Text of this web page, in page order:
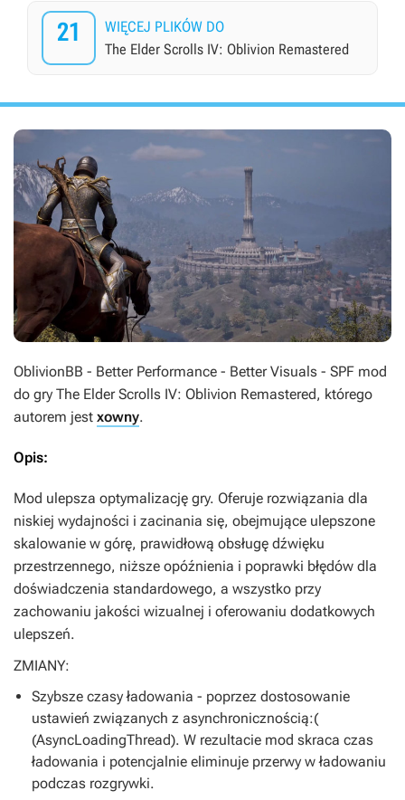
21
WIĘCEJ PLIKÓW DO
The Elder Scrolls IV: Oblivion Remastered
OblivionBB - Better Performance - Better Visuals - SPF mod
do gry The Elder Scrolls IV: Oblivion Remastered, którego
autorem jest xowny.
Opis:
Mod ulepsza optymalizację gry. Oferuje rozwiązania dla
niskiej wydajności i zacinania się, obejmujące ulepszone
skalowanie w górę, prawidłową obsługę dźwięku
przestrzennego, niższe opóźnienia i poprawki błędów dla
doświadczenia standardowego, a wszystko przy
zachowaniu jakości wizualnej i oferowaniu dodatkowych
ulepszeń.
ZMIANY:
Szybsze czasy ładowania - poprzez dostosowanie
ustawień związanych z asynchronicznością:(
(AsyncLoadingThread). W rezultacie mod skraca czas
ładowania i potencjalnie eliminuje przerwy w ładowaniu
podczas rozgrywki.